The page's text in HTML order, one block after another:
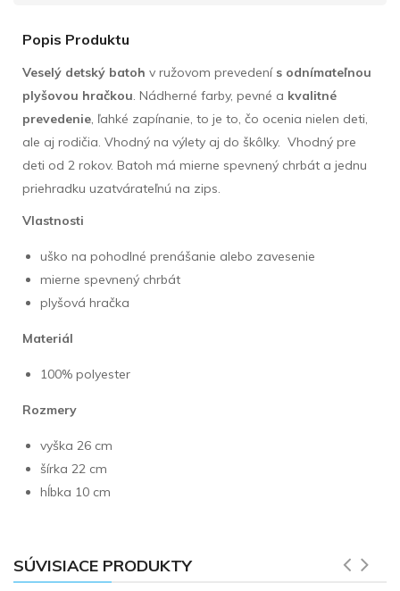
Popis Produktu
Veselý detský batoh v ružovom prevedení s odnímateľnou
plyšovou hračkou. Nádherné farby, pevné a kvalitné
prevedenie, ľahké zapínanie, to je to, čo ocenia nielen deti,
ale aj rodičia. Vhodný na výlety aj do škôlky. Vhodný pre
deti od 2 rokov. Batoh má mierne spevnený chrbát a jednu
priehradku uzatvárateľnú na zips.
Vlastnosti
uško na pohodlné prenášanie alebo zavesenie
mierne spevnený chrbát
plyšová hračka
Materiál
100% polyester
Rozmery
vyška 26 cm
šírka 22 cm
hĺbka 10 cm
SÚVISIACE PRODUKTY